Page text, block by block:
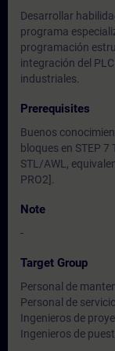
Desarrollar
programa
programación
integración del
industriales.
Prerequisites
Buenos
bloques en STEP
STL/AWL,
PRO2].
Note
-
Target Group
Personal de
Personal de
Ingenieros de
Ingenieros de